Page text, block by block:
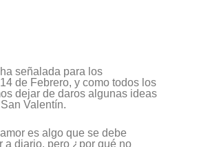
señalada para los
de Febrero, y como todos los
dejar de daros algunas ideas
Valentín.
es algo que se debe
a diario, pero ¿por qué no